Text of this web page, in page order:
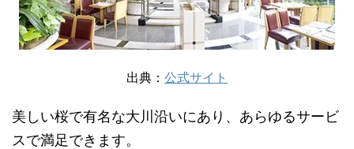
出典： 公式サイト
美しい桜で有名な大川沿いにあり、あらゆるサービ
スで満足できます。